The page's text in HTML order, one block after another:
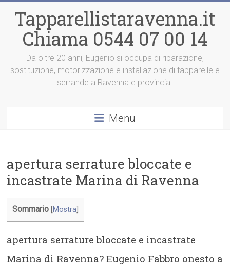
contenuto
Tapparellistaravenna.it
Chiama 0544 07 00 14
Da oltre 20 anni, Eugenio si occupa di riparazione,
sostituzione, motorizzazione e installazione di tapparelle e
serrande a Ravenna e provincia.
Menu
apertura serrature bloccate e
incastrate Marina di Ravenna
Sommario Mostra
apertura serrature bloccate e incastrate
Marina di Ravenna? Eugenio Fabbro onesto a